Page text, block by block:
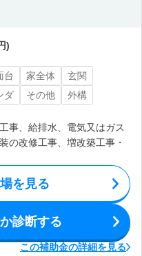
)
台 家全体
玄関
ダ その他
外構
事、給排水、電気又はガス
の改修工事、増改築工事・
を見る
診断する
この補助金の詳細を見る